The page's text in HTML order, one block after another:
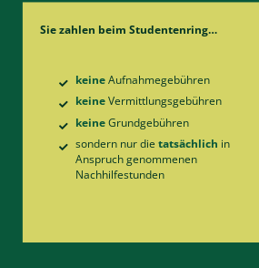
Sie zahlen beim Studentenring…
keineAufnahme­gebühren
keineVermittlungs­gebühren
keineGrund­gebühren
sondern nur die tatsächlich in
Anspruch genommenen
Nachhilfe­stunden